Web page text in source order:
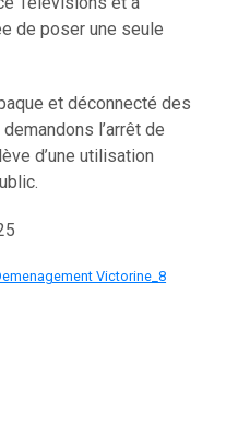
de poser une seule
et déconnecté des
l’arrêt de
d’une utilisation
Victorine_8